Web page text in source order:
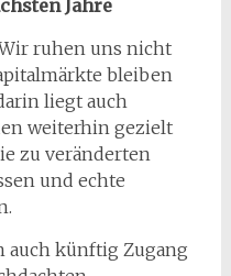
Jahre
ruhen uns nicht
bleiben
liegt auch
weiterhin gezielt
zu veränderten
und echte
auch künftig Zugang